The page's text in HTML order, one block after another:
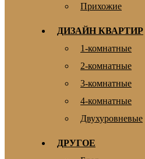
Прихожие
ДИЗАЙН КВАРТИР
1-комнатные
2-комнатные
3-комнатные
4-комнатные
Двухуровневые
ДРУГОЕ